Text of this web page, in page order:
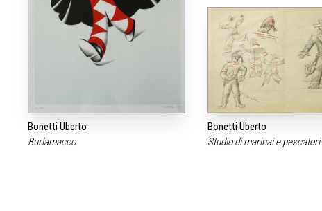
Bonetti Uberto
Burlamacco
Bonetti Uberto
Studio di marinai e pescatori